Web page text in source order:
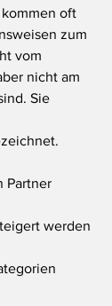
oft
zum
vom
nicht am
Sie
Partner
werden